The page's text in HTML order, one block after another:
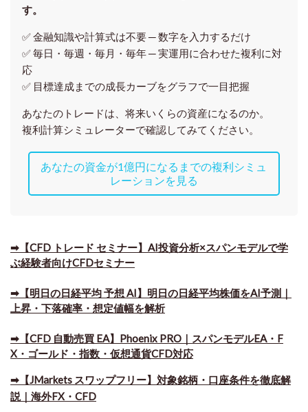
す。
✅ 金融知識や計算式は不要 ─ 数字を入力するだけ
✅ 毎日・毎週・毎月・毎年 ─ 実運用に合わせた複利に対
応
✅ 目標達成までの成長カーブをグラフで一目把握
あなたのトレードは、将来いくらの資産になるのか。
複利計算シミュレーターで確認してみてください。
あなたの資金が1億円になるまでの複利シミュ
レーションを見る
➡【CFD トレード セミナー】AI投資分析×スパンモデルで学
ぶ経験者向けCFDセミナー
➡【明日の日経平均 予想 AI】明日の日経平均株価をAI予測｜
上昇・下落確率・想定値幅を解析
➡​【CFD 自動売買 EA】Phoenix PRO｜スパンモデルEA・F
X・ゴールド・指数・仮想通貨CFD対応
➡​【JMarkets スワップフリー】対象銘柄・口座条件を徹底解
説｜海外FX・CFD